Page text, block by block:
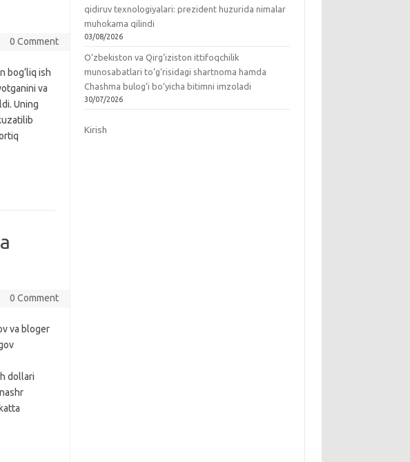
0 Comment
bog‘liq ish
va
Uning
0 Comment
va bloger
dollari
qidiruv texnologiyalari: prezident huzurida nimalar
muhokama qilindi
03/08/2026
O‘zbekiston va Qirg‘iziston ittifoqchilik
munosabatlari to‘g‘risidagi shartnoma hamda
Chashma bulog‘i bo‘yicha bitimni imzoladi
30/07/2026
Kirish